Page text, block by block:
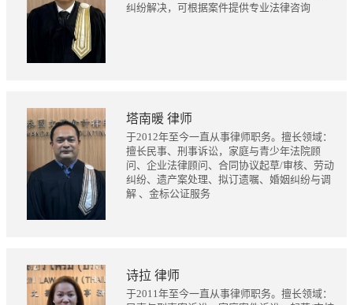
纠纷解决，可根据案件提供专业法律咨询
塔南暖 律师
于2012年至今一直从事律师职务。擅长领域：
擅长民事、刑事诉讼，家庭与青少年法院顾
问、企业法律顾问、合同协议起草/审核、劳动
纠纷、遗产案处理、拟订遗嘱、婚姻纠纷与调
解 、金标公证服务
诗拉 律师
于2011年至今一直从事律师职务。擅长领域：